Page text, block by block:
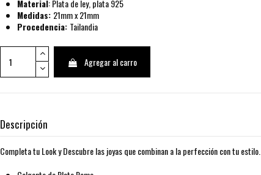
Material: Plata de ley, plata 925
Medidas: 21mm x 21mm
Procedencia: Tailandia
Agregar al carro
Descripción
Completa tu Look y Descubre las joyas que combinan a la perfección con tu estilo.